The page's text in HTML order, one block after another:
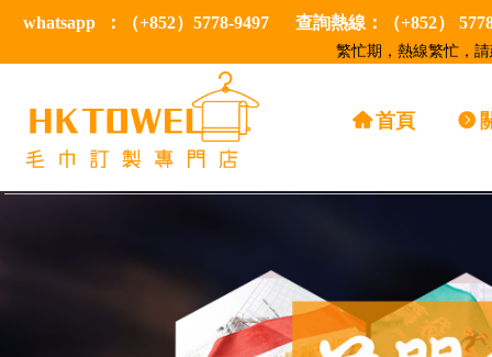
whatsapp ：（+852）5778-9497 查詢熱線：（+852）
繁忙期，熱線繁忙，
낀首頁 뀹